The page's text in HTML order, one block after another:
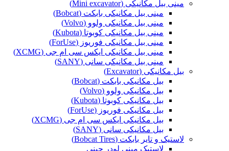
مینی بیل مکانیکی (Mini excavator)
مینی بیل مکانیکی بابکت (Bobcat)
مینی بیل مکانیکی ولوو (Volvo)
مینی بیل مکانیکی کوبوتا (Kubota)
مینی بیل مکانیکی فوریوز (ForUse)
مینی بیل مکانیکی ایکس سی ام جی (XCMG)
مینی بیل مکانیکی سانی (SANY)
بیل مکانیکی (Excavator)
بیل مکانیکی بابکت (Bobcat)
بیل مکانیکی ولوو (Volvo)
بیل مکانیکی کوبوتا (Kubota)
بیل مکانیکی فوریوز (ForUse)
بیل مکانیکی ایکس سی ام جی (XCMG)
بیل مکانیکی سانی (SANY)
لاستیک و تایر بابکت (Bobcat Tires)
لاستیک مینی لودر چینی